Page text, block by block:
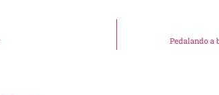
Pedalando a